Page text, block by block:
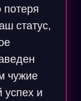
потеря
статус,
чужие
и